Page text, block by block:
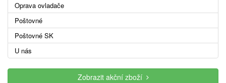
Oprava ovladače
Poštovné
Poštovné SK
U nás
Zobrazit akční zboží